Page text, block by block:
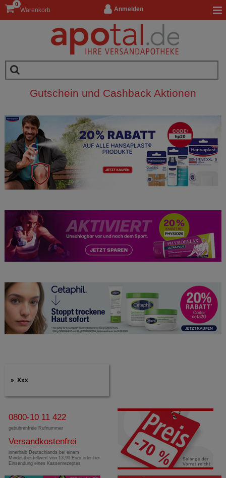
Anmelden
Warenkorb
0
Gutschein und Cashback Aktionen
Xxx
0800-10 11 422
gebührenfreie Rufnummer
Versandkostenfrei
innerhalb Deutschlands bei einem
Mindestbestellwert von 13,99 Euro oder bei
Einsendung eines Kassenrezeptes